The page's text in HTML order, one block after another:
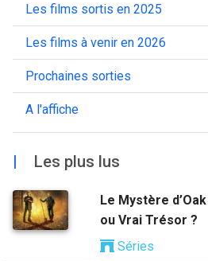
Les films sortis en 2025
Les films à venir en 2026
Prochaines sorties
A l'affiche
| Les plus lus
Le Mystère
ou Vrai Trésor ?
Séries